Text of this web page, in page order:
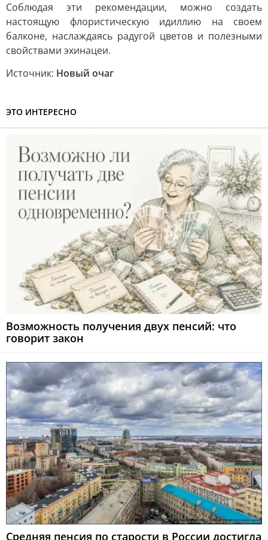
Соблюдая эти рекомендации, можно создать
настоящую флористическую идиллию на своем
балконе, наслаждаясь радугой цветов и полезными
свойствами эхинацеи.
Источник: Новый очаг
ЭТО ИНТЕРЕСНО
Возможность получения двух пенсий: что
говорит закон
Средняя пенсия по старости в России достигла